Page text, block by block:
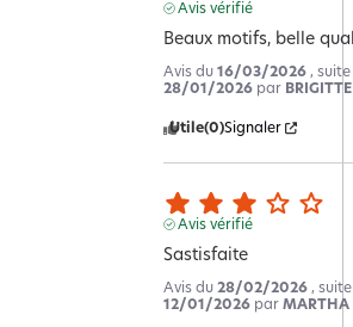
Avis vérifié
Beaux motifs, belle
Avis du 16/03/2026 ,
28/01/2026 par
Utile(0)Signaler
Avis vérifié
Sastisfaite
Avis du 28/02/2026 ,
12/01/2026 par MARTHA